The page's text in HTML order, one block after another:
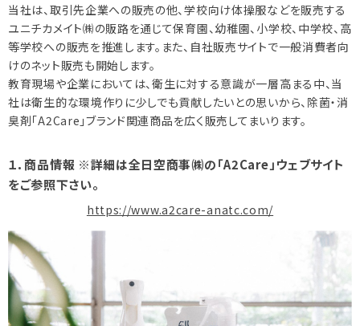
当社は、取引先企業への販売の他、学校向け体操服などを販売する
ユニチカメイト㈱の販路を通じて保育園、幼稚園、小学校、中学校、高
等学校への販売を推進します。また、自社販売サイトで一般消費者向
けのネット販売も開始します。
教育現場や企業においては、衛生に対する意識が一層高まる中、当
社は衛生的な環境作りに少しでも貢献したいとの思いから、除菌・消
臭剤「A2Care」ブランド関連商品を広く販売してまいります。
１．商品情報 ※詳細は全日空商事㈱の「A2Care」ウェブサイト
をご参照下さい。
https://www.a2care-anatc.com/